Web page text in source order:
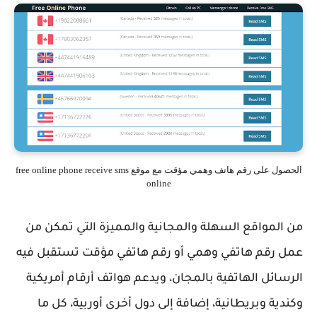
الحصول على رقم هاتف وهمي مؤقت مع موقع free online phone receive sms
online
من المواقع السهلة والمجانية والمميزة التي تمكن من
عمل رقم هاتفي وهمي أو رقم هاتفي مؤقت تستقبل فيه
الرسائل الهاتفية بالمجان، ويدعم هواتف أرقام أمريكية
وكندية وبريطانية، إضافة إلى دول أخرى أوربية، كل ما